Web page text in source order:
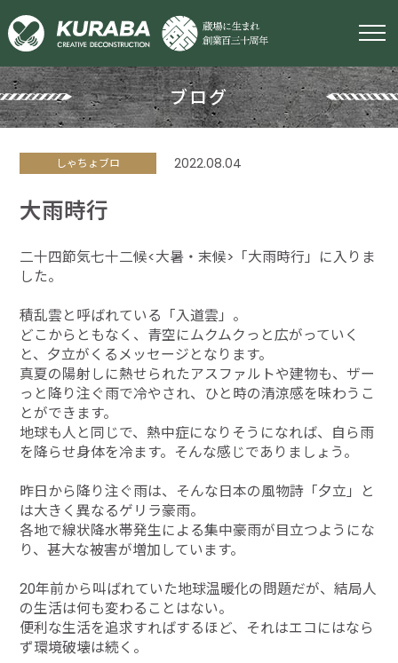
ブログ
しゃちょブロ 2022.08.04
大雨時行
二十四節気七十二候<大暑・末候>「大雨時行」に入りま
した。
積乱雲と呼ばれている「入道雲」。
どこからともなく、青空にムクムクっと広がっていく
と、夕立がくるメッセージとなります。
真夏の陽射しに熱せられたアスファルトや建物も、ザー
っと降り注ぐ雨で冷やされ、ひと時の清涼感を味わうこ
とができます。
地球も人と同じで、熱中症になりそうになれば、自ら雨
を降らせ身体を冷ます。そんな感じでありましょう。
昨日から降り注ぐ雨は、そんな日本の風物詩「夕立」と
は大きく異なるゲリラ豪雨。
各地で線状降水帯発生による集中豪雨が目立つようにな
り、甚大な被害が増加しています。
20年前から叫ばれていた地球温暖化の問題だが、結局人
の生活は何も変わることはない。
便利な生活を追求すればするほど、それはエコにはなら
ず環境破壊は続く。